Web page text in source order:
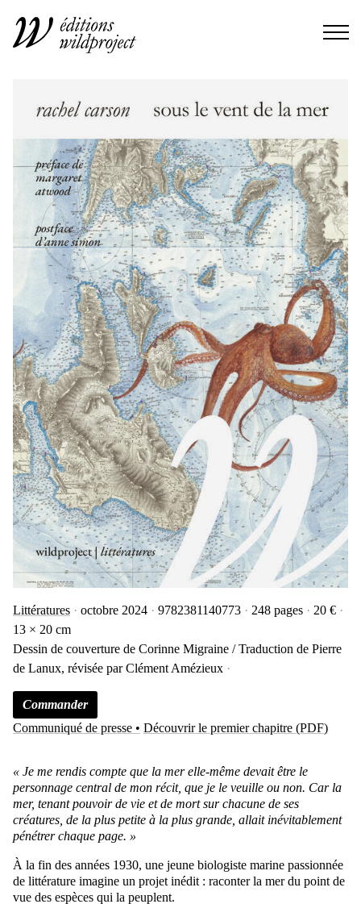
Littératures octobre 2024 9782381140773 248 pages
20 €
13 × 20 cm
Dessin de couverture de Corinne Migraine / Traduction de Pierre
de Lanux, révisée par Clément Amézieux
Commander
Communiqué de presse • Découvrir le premier chapitre (PDF)
« Je me rendis compte que la mer elle-même devait être le
personnage central de mon récit, que je le veuille ou non. Car la
mer, tenant pouvoir de vie et de mort sur chacune de ses
créatures, de la plus petite à la plus grande, allait inévitablement
pénétrer chaque page. »
À la fin des années 1930, une jeune biologiste marine passionnée
de littérature imagine un projet inédit : raconter la mer du point de
vue des espèces qui la peuplent.